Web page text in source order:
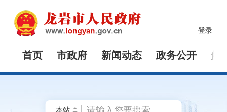
登录
首页 市政府 新闻动态 政务公开 解